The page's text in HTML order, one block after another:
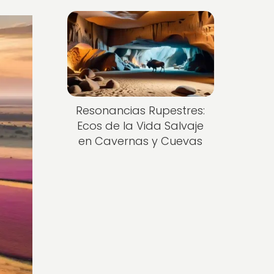
Resonancias Rupestres:
Ecos de la Vida Salvaje
en Cavernas y Cuevas